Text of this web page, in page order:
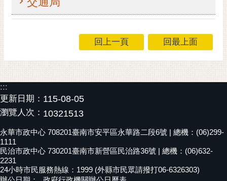
偉
螢
光
花
泉
桐
花
祭
回上一頁 回最上面
:::
更新日期： 115-08-05
瀏覽人次： 10321513
永華市政中心 708201臺南市安平區永華路二段6號 | 總機：(06)299-
1111
民治市政中心 730201臺南市新營區民治路36號 | 總機：(06)632-
2231
24小時市民服務熱線：1999 (外縣市民眾請撥打06-6326303)